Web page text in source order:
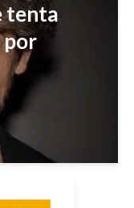
tenta
por